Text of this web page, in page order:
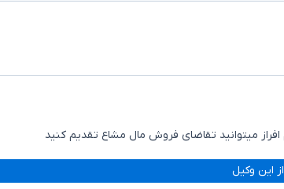
میتوانید تقاضای فروش مال مشاع تقدیم کنید
این وکیل